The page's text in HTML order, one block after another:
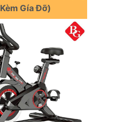
Kèm Gía Đỡ)